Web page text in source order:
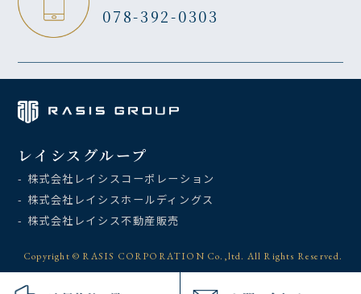
078-392-0303
レイシスグループ
- 株式会社レイシスコーポレーション
- 株式会社レイシスホールディングス
- 株式会社レイシス不動産販売
Copyright © RASIS CORPORATION Co.,ltd. All Rights Reserved.